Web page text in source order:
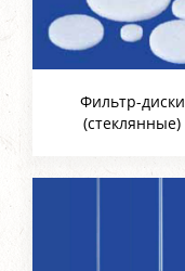
Фильтр-диски
(стеклянные)